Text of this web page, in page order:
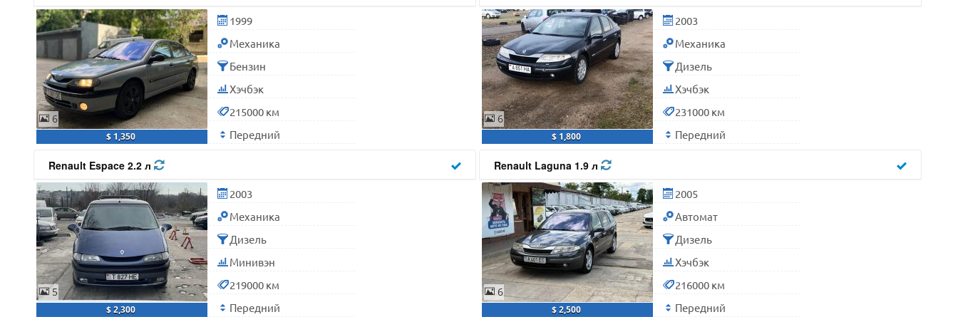
6
$ 1,350
1999
Механика
Бензин
Хэчбэк
215000 км
Передний
6
$ 1,800
2003
Механика
Дизель
Хэчбэк
231000 км
Передний
Renault Espace 2.2 л
5
$ 2,300
2003
Механика
Дизель
Минивэн
219000 км
Передний
Renault Laguna 1.9 л
6
$ 2,500
2005
Автомат
Дизель
Хэчбэк
216000 км
Передний